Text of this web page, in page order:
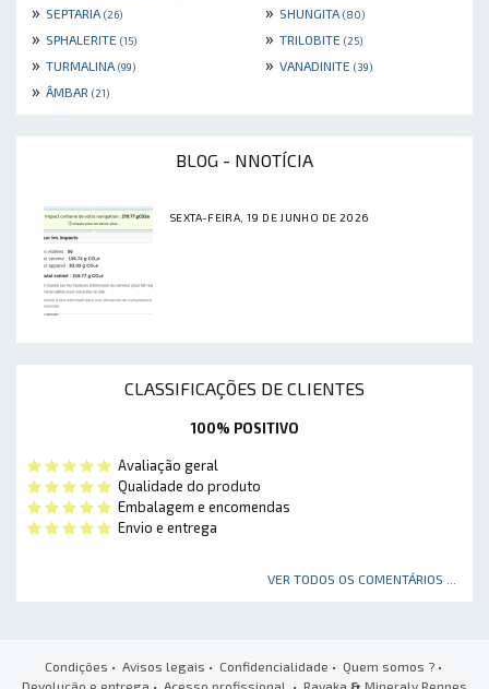
» SEPTARIA (26) » SHUNGITA (80)
» SPHALERITE (15) » TRILOBITE (25)
» TURMALINA (99) » VANADINITE (39)
» ÂMBAR (21)
BLOG - NNOTÍCIA
SEXTA-FEIRA, 19 DE JUNHO DE 2026
CLASSIFICAÇÕES DE CLIENTES
100% POSITIVO
Avaliação geral
Qualidade do produto
Embalagem e encomendas
Envio e entrega
VER TODOS OS COMENTÁRIOS ...
Condições • Avisos legais • Confidencialidade • Quem somos ?•